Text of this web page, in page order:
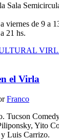
Sala
viernes de 9 a
21 hs.
el Virla
Franco
Tucson
Yito
Luis Carrizo.